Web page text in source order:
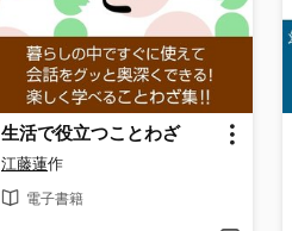
生活で役立つことわざ
江藤蓮作
電子書籍